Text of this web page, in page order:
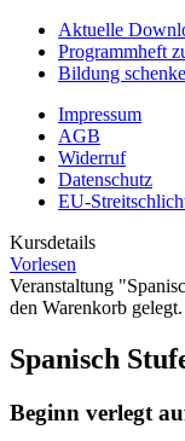
Aktuelle
Programmheft
Bildung
Impressum
AGB
Widerruf
Datenschutz
EU-
Kursdetails
Vorlesen
Veranstaltung
den Warenkorb gelegt.
Spanisch
Beginn verlegt